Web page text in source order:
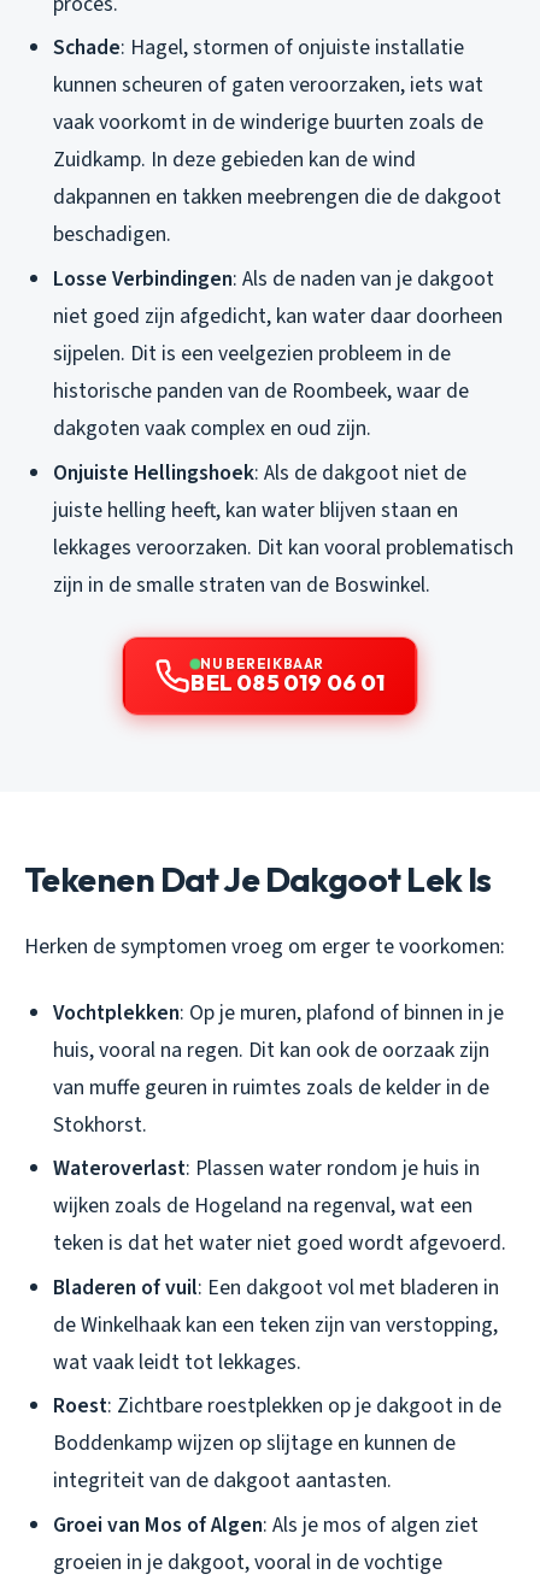
Schade: Hagel, stormen of onjuiste installatie
kunnen scheuren of gaten veroorzaken, iets wat
vaak voorkomt in de winderige buurten zoals de
Zuidkamp. In deze gebieden kan de wind
dakpannen en takken meebrengen die de dakgoot
beschadigen.
Losse Verbindingen: Als de naden van je dakgoot
niet goed zijn afgedicht, kan water daar doorheen
sijpelen. Dit is een veelgezien probleem in de
historische panden van de Roombeek, waar de
dakgoten vaak complex en oud zijn.
Onjuiste Hellingshoek: Als de dakgoot niet de
juiste helling heeft, kan water blijven staan en
lekkages veroorzaken. Dit kan vooral problematisch
zijn in de smalle straten van de Boswinkel.
NU BEREIKBAAR
BEL 085 019 06 01
Tekenen Dat Je Dakgoot Lek Is
Herken de symptomen vroeg om erger te voorkomen:
Vochtplekken: Op je muren, plafond of binnen in je
huis, vooral na regen. Dit kan ook de oorzaak zijn
van muffe geuren in ruimtes zoals de kelder in de
Stokhorst.
Wateroverlast: Plassen water rondom je huis in
wijken zoals de Hogeland na regenval, wat een
teken is dat het water niet goed wordt afgevoerd.
Bladeren of vuil: Een dakgoot vol met bladeren in
de Winkelhaak kan een teken zijn van verstopping,
wat vaak leidt tot lekkages.
Roest: Zichtbare roestplekken op je dakgoot in de
Boddenkamp wijzen op slijtage en kunnen de
integriteit van de dakgoot aantasten.
Groei van Mos of Algen: Als je mos of algen ziet
groeien in je dakgoot, vooral in de vochtige